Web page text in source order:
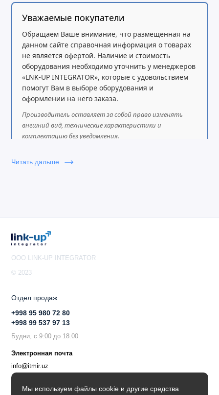
Исключительное качество передачи голоса с
использованием широкополосного HD-кодека
Поддерживает факс T.38 для надежного факса
по IP
Поддержка двух гигабитных сетевых портов
Высокопроизводительный маршрутизатор NAT
Уважаемые покупатели
Обращаем Ваше внимание, что размещенная на
данном сайте справочная информация о товарах
не является офертой. Наличие и стоимость
оборудования необходимо уточнить у менеджеров
«LNK-UP INTEGRATOR», которые с удовольствием
помогут Вам в выборе оборудования и
оформлении на него заказа.
Производитель оставляет за собой право изменять
внешний вид, технические характеристики и
комплектацию без уведомления.
Читать дальше
Мы используем файлы cookie и другие средства
OOO LINK-UP INTEGRATOR
© 2023
Отдел продаж
+998 95 980 72 80
+998 99 537 97 13
Будни, с 9:00 до 18.00
Электронная почта
info@itmir.uz
Поддержка в мессенджере